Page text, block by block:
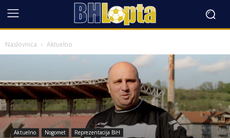
Naslovnica Aktuelno
Aktuelno Nogomet Reprezentacija BiH